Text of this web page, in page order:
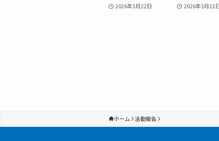
2026年3月22日 2026年3月22
ホーム 活動報告